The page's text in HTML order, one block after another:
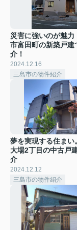
災害に強いのが魅力
市富田町の新築戸建
介！
2024.12.16
三島市の物件紹介
夢を実現する住まい
大場2丁目の中古戸
介
2024.12.12
三島市の物件紹介